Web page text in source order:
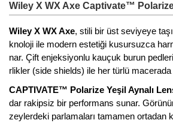
Wiley X WX Axe Captivate™
Wiley X WX Axe, stili bir üst seviyeye
knoloji ile modern estetiği kusursuzca
nar. Çift enjeksiyonlu kauçuk burun
rlikler (side shields) ile her türlü
CAPTIVATE™ Polarize Yeşil Aynalı
dar rakipsiz bir performans sunar.
zeylerdeki parlamaları tamamen ortadan